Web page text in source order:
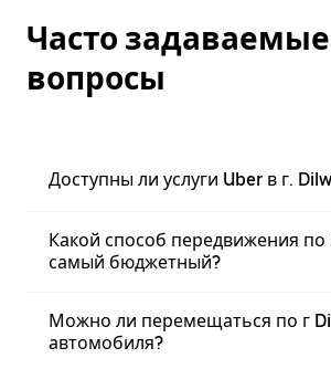
Часто задаваемые
вопросы
Доступны ли услуги Uber в г.
Какой способ передвижения по
самый бюджетный?
Можно ли перемещаться по г
автомобиля?